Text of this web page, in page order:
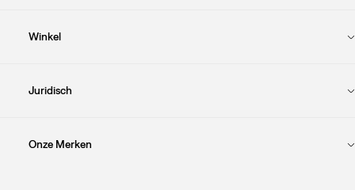
Winkel
Juridisch
Onze Merken